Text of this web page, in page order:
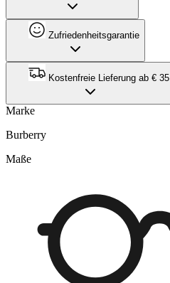
Zufriedenheitsgarantie
Kostenfreie Lieferung ab € 35
Marke
Burberry
Maße